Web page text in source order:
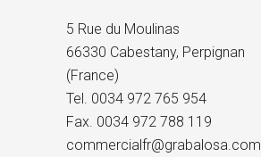
5 Rue du Moulinas
66330 Cabestany, Perpignan
(France)
Tel. 0034 972 765 954
Fax. 0034 972 788 119
commercialfr@grabalosa.com